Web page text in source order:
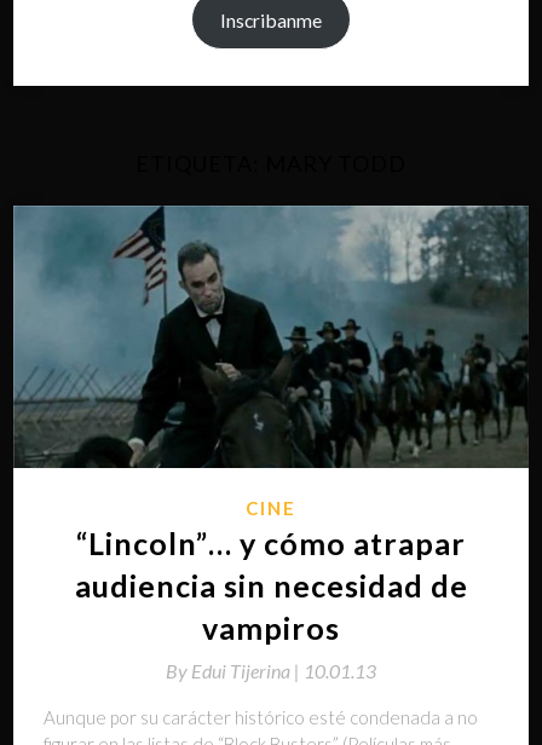
Inscribanme
CINE
“Lincoln”… y cómo atrapar
audiencia sin necesidad de
vampiros
By Edui Tijerina | 10.01.13
Aunque por su carácter histórico esté condenada a no